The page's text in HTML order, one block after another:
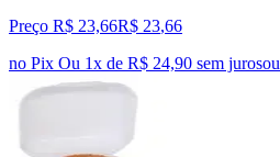
Preço R$ 23,66R$ 23,66
no Pix Ou 1x de R$ 24,90 sem jurosou